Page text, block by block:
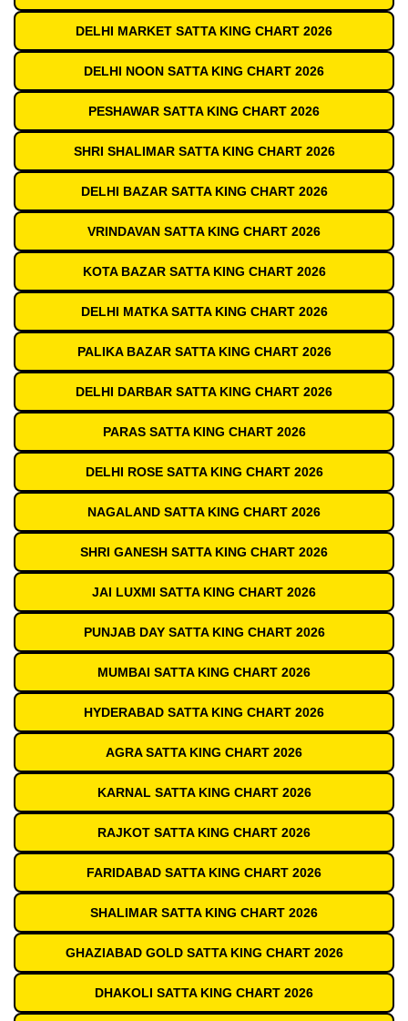
DELHI MARKET SATTA KING CHART 2026
DELHI NOON SATTA KING CHART 2026
PESHAWAR SATTA KING CHART 2026
SHRI SHALIMAR SATTA KING CHART 2026
DELHI BAZAR SATTA KING CHART 2026
VRINDAVAN SATTA KING CHART 2026
KOTA BAZAR SATTA KING CHART 2026
DELHI MATKA SATTA KING CHART 2026
PALIKA BAZAR SATTA KING CHART 2026
DELHI DARBAR SATTA KING CHART 2026
PARAS SATTA KING CHART 2026
DELHI ROSE SATTA KING CHART 2026
NAGALAND SATTA KING CHART 2026
SHRI GANESH SATTA KING CHART 2026
JAI LUXMI SATTA KING CHART 2026
PUNJAB DAY SATTA KING CHART 2026
MUMBAI SATTA KING CHART 2026
HYDERABAD SATTA KING CHART 2026
AGRA SATTA KING CHART 2026
KARNAL SATTA KING CHART 2026
RAJKOT SATTA KING CHART 2026
FARIDABAD SATTA KING CHART 2026
SHALIMAR SATTA KING CHART 2026
GHAZIABAD GOLD SATTA KING CHART 2026
DHAKOLI SATTA KING CHART 2026